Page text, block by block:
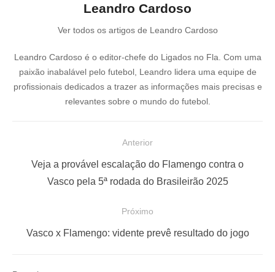
Leandro Cardoso
Ver todos os artigos de Leandro Cardoso
Leandro Cardoso é o editor-chefe do Ligados no Fla. Com uma
paixão inabalável pelo futebol, Leandro lidera uma equipe de
profissionais dedicados a trazer as informações mais precisas e
relevantes sobre o mundo do futebol.
Anterior
Veja a provável escalação do Flamengo contra o
Vasco pela 5ª rodada do Brasileirão 2025
Próximo
P
Vasco x Flamengo: vidente prevê resultado do jogo